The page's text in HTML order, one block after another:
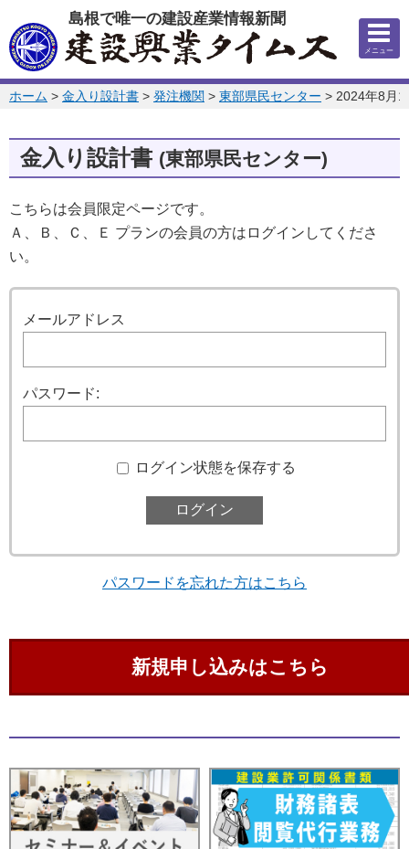
このページの本文へ
島根で唯一の建設産業情報新聞
メニュー
このページの位置:
ホーム > 金入り設計書 > 発注機関 > 東部県民センター > 2024年8月
金入り設計書 (東部県民センター)
こちらは会員限定ページです。
Ａ、Ｂ、Ｃ、Ｅ プランの会員の方はログインしてくださ
い。
メールアドレス
パスワード:
ログイン状態を保存する
パスワードを忘れた方はこちら
新規申し込みはこちら